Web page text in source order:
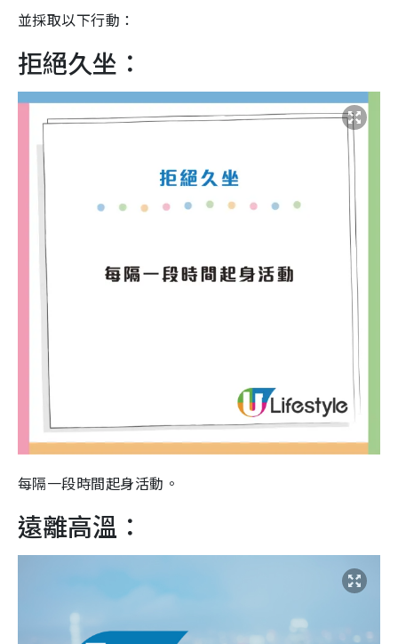
並採取以下行動：
拒絕久坐：
每隔一段時間起身活動。
遠離高溫：